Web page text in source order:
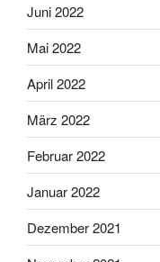
Juni 2022
Mai 2022
April 2022
März 2022
Februar 2022
Januar 2022
Dezember 2021